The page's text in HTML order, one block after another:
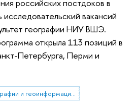
российских постдоков в
вакансий
географии НИУ ВШЭ.
открыла 113 позиций в
Петербурга, Перми и
Факультет географии и геоинформационных технологий